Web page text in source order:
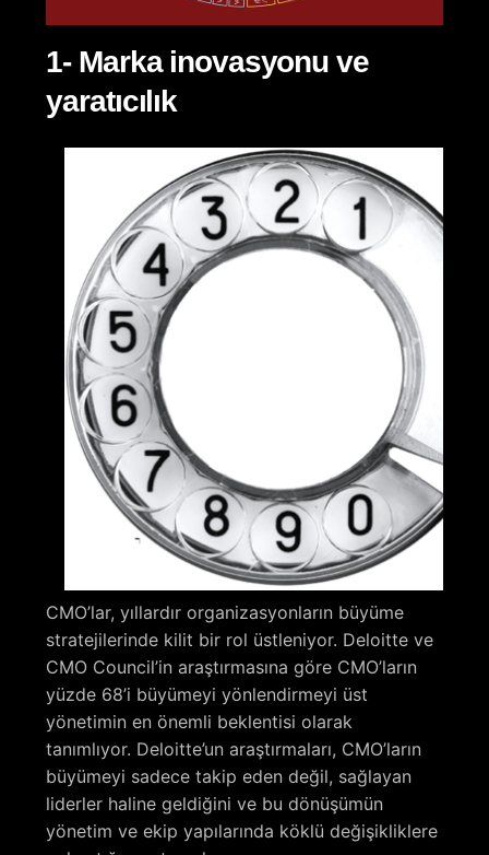
1- Marka inovasyonu ve
yaratıcılık
CMO’lar, yıllardır organizasyonların büyüme
stratejilerinde kilit bir rol üstleniyor. Deloitte ve
CMO Council’in araştırmasına göre CMO’ların
yüzde 68’i büyümeyi yönlendirmeyi üst
yönetimin en önemli beklentisi olarak
tanımlıyor. Deloitte’un araştırmaları, CMO’ların
büyümeyi sadece takip eden değil, sağlayan
liderler haline geldiğini ve bu dönüşümün
yönetim ve ekip yapılarında köklü değişikliklere